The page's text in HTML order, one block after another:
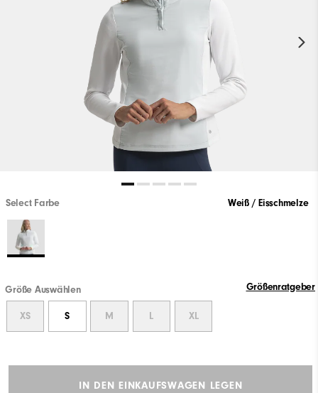
Select Farbe Weiß / Eisschmelze
Größe Auswählen Größenratgeber
XS S M L XL
IN DEN EINKAUFSWAGEN LEGEN